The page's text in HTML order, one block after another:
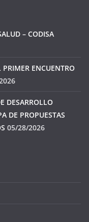
– CODISA
PRIMER ENCUENTRO
DESARROLLO
DE PROPUESTAS
05/28/2026